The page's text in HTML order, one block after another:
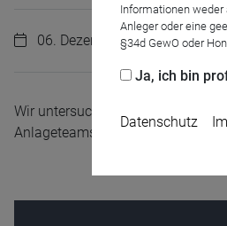
06. Dezember 2023 | 11:00 Uhr
Wir untersuchen den
Anlageteams einen Ausblick auf
Informationen
Anleger oder eine
§34d GewO oder
Ja, ich bin
Datenschutz